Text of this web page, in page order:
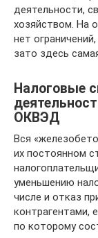
деятельности,
хозяйством. На
нет
зато здесь
Налоговые
ОКВЭД
Вся
их постоянном
уменьшению
числе и отказ
контрагентами,
по которому